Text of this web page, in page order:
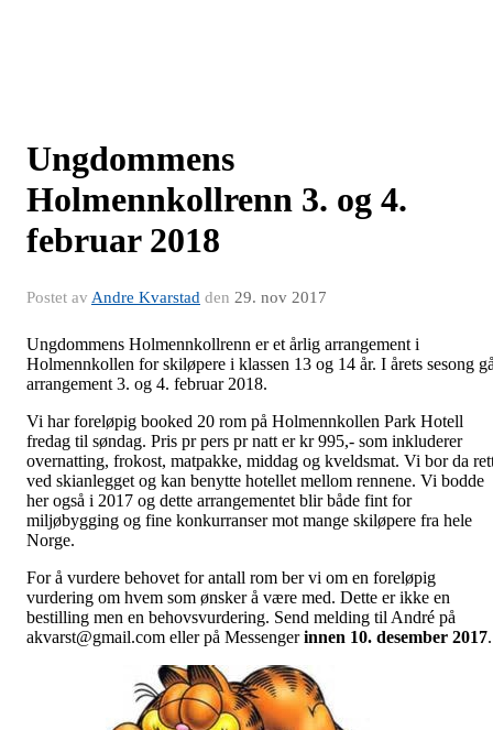
Ungdommens
Holmennkollrenn 3. og 4.
februar 2018
Postet av Andre Kvarstad den 29. nov 2017
Ungdommens Holmennkollrenn er et årlig arrangement i
Holmennkollen for skiløpere i klassen 13 og 14 år. I årets sesong
arrangement 3. og 4. februar 2018.
Vi har foreløpig booked 20 rom på Holmennkollen Park Hotell
fredag til søndag. Pris pr pers pr natt er kr 995,- som inkluderer
overnatting, frokost, matpakke, middag og kveldsmat. Vi bor da
ved skianlegget og kan benytte hotellet mellom rennene. Vi bodde
her også i 2017 og dette arrangementet blir både fint for
miljøbygging og fine konkurranser mot mange skiløpere fra hele
Norge.
For å vurdere behovet for antall rom ber vi om en foreløpig
vurdering om hvem som ønsker å være med. Dette er ikke en
bestilling men en behovsvurdering. Send melding til André på
akvarst@gmail.com eller på Messengerinnen 10. desember 2017.